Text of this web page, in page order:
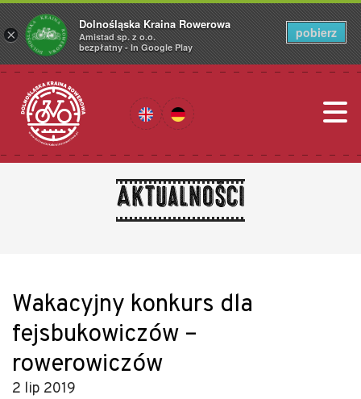
Aktualności
Wakacyjny konkurs dla
fejsbukowiczów –
rowerowiczów
2 lip 2019
×
Dolnośląska Kraina Rowerowa
Amistad sp. z o.o.
bezpłatny - In Google Play
pobierz